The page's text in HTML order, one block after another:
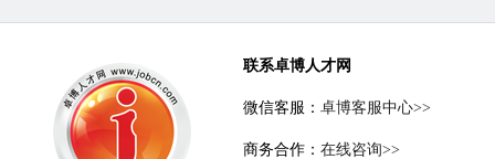
联系卓博人才网
微信客服： 卓博客服中心>>
商务合作： 在线咨询>>